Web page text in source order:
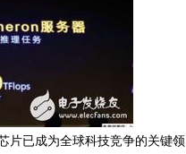
片已成为全球科技竞争的关键领